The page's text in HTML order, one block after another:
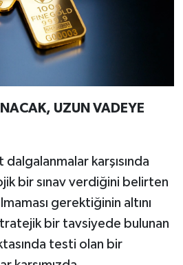
UZUN VADEYE
karşısında
bir sınav verdiğini belirten
gerektiğinin altını
bir tavsiyede bulunan
testi olan bir